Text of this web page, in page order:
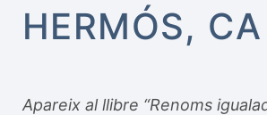
HERMÓS,
Apareix al llibre “Renoms